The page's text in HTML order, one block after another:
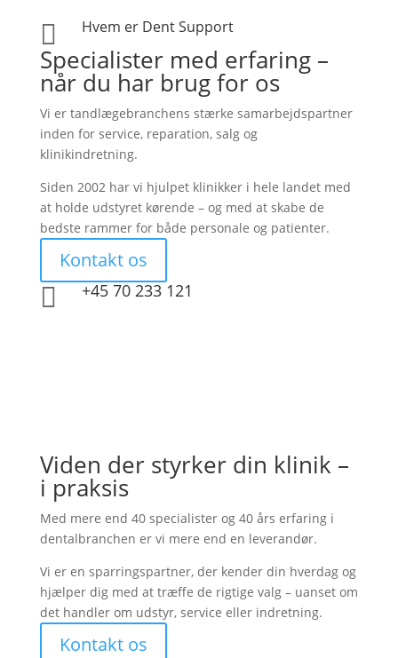
 Hvem er Dent Support
Specialister med erfaring –
når du har brug for os
Vi er tandlægebranchens stærke samarbejdspartner
inden for service, reparation, salg og
klinikindretning.
Siden 2002 har vi hjulpet klinikker i hele landet med
at holde udstyret kørende – og med at skabe de
bedste rammer for både personale og patienter.
Kontakt os
 +45 70 233 121
Viden der styrker din klinik –
i praksis
Med mere end 40 specialister og 40 års erfaring i
dentalbranchen er vi mere end en leverandør.
Vi er en sparringspartner, der kender din hverdag og
hjælper dig med at træffe de rigtige valg – uanset om
det handler om udstyr, service eller indretning.
Kontakt os